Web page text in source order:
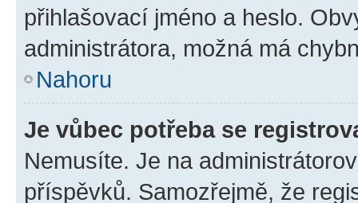
přihlašovací jméno a heslo.
administrátora, možná má
Nahoru
Je vůbec potřeba se
Nemusíte. Je na
příspěvků. Samozřejmě, že